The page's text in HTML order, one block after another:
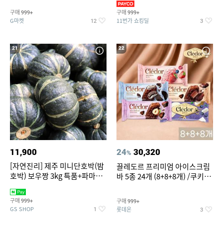
구매 999+
G마켓 12
구매 999+
11번가 쇼킹딜 3
21
11,900
[자연진리] 제주 미니단호박(밤
호박) 보우짱 3kg 특품+파마산
구매 999+
GS SHOP 1
22
24% 30,320
끌레도르 프리미엄 아이스크림
바 5종 24개 (8+8+8개) /쿠키앤
구매 999+
롯데온 3